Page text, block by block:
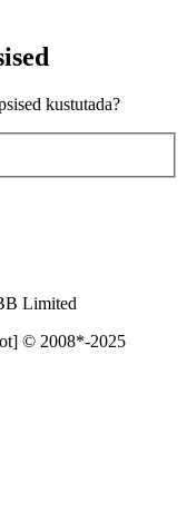
kustutada?
Limited
© 2008*-2025